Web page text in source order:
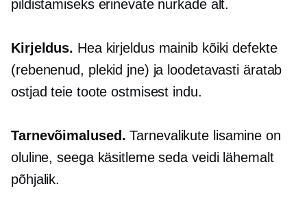
pildistamiseks erinevate nurkade alt.
Kirjeldus. Hea kirjeldus mainib kõiki defekte
(rebenenud, plekid jne) ja loodetavasti äratab
ostjad teie toote ostmisest indu.
Tarnevõimalused. Tarnevalikute lisamine on
oluline, seega käsitleme seda veidi lähemalt
põhjalik.